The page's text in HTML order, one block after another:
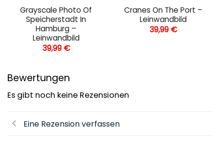
Grayscale Photo Of
Speicherstadt In
Hamburg –
Leinwandbild
39,99 €
Cranes On The Port –
Leinwandbild
39,99 €
Bewertungen
Es gibt noch keine Rezensionen
Eine Rezension verfassen